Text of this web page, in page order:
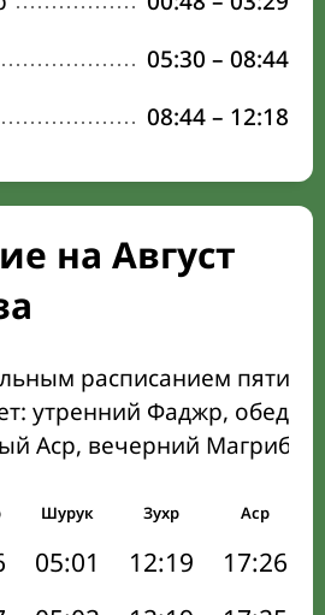
05:30 – 08:44
08:44– 12:18
на Август
расписанием пяти
утренний Фаджр,
Аср, вечерний Магриб
Шурук Зухр Аср
05:01 12:19 17:26